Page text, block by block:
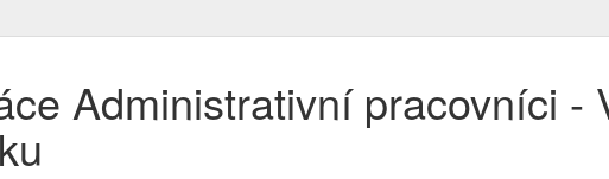
Administrativní pracovníci -